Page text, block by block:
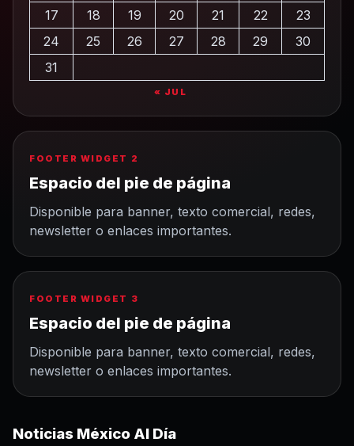
17
18 19 20 21 22
23
24
25 26 27 28 29
30
31
« JUL
FOOTER WIDGET 2
Espacio del pie de página
Disponible para banner, texto comercial, redes,
newsletter o enlaces importantes.
FOOTER WIDGET 3
Espacio del pie de página
Disponible para banner, texto comercial, redes,
newsletter o enlaces importantes.
Noticias México Al Día